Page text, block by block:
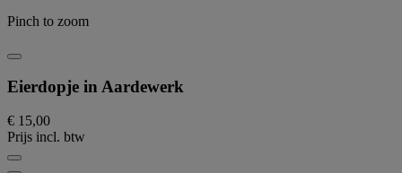
Pinch to zoom
Eierdopje in Aardewerk
€ 15,00
Prijs incl. btw